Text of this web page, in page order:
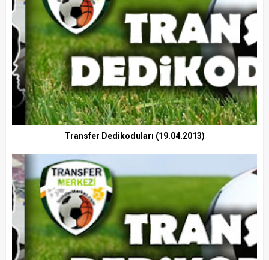
Transfer Dedikoduları (19.04.2013)